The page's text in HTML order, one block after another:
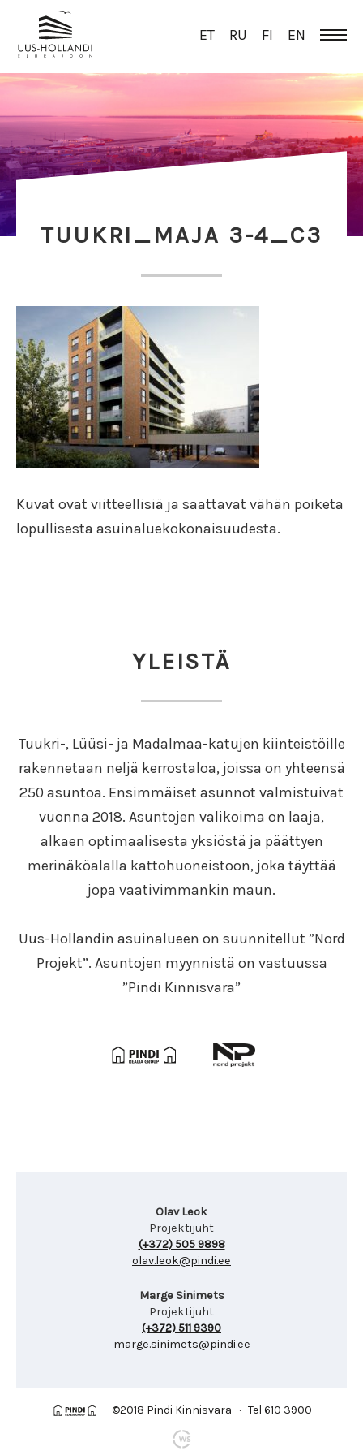
ET RU FI EN
TUUKRI_MAJA 3-4_C3
Kuvat ovat viitteellisiä ja saattavat vähän poiketa
lopullisesta asuinaluekokonaisuudesta.
YLEISTÄ
Tuukri-, Lüüsi- ja Madalmaa-katujen kiinteistöille
rakennetaan neljä kerrostaloa, joissa on yhteensä
250 asuntoa. Ensimmäiset asunnot valmistuivat
vuonna 2018. Asuntojen valikoima on laaja,
alkaen optimaalisesta yksiöstä ja päättyen
merinäköalalla kattohuoneistoon, joka täyttää
jopa vaativimmankin maun.
Uus-Hollandin asuinalueen on suunnitellut ”Nord
Projekt”. Asuntojen myynnistä on vastuussa
”Pindi Kinnisvara”
Olav Leok
Projektijuht
(+372) 505 9898
olav.leok@pindi.ee
Marge Sinimets
Projektijuht
(+372) 511 9390
marge.sinimets@pindi.ee
©2018 Pindi Kinnisvara · Tel 610 3900